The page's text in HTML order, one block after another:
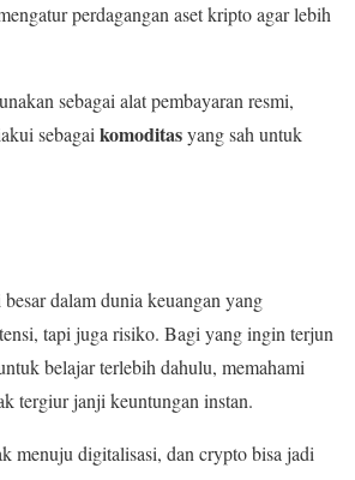
perdagangan aset kripto agar lebih
sebagai alat pembayaran resmi,
sebagai komoditasyang sah untuk
dalam dunia keuangan yang
tapi juga risiko. Bagi yang ingin terjun
belajar terlebih dahulu, memahami
tergiur janji keuntungan instan.
menuju digitalisasi, dan crypto bisa jadi